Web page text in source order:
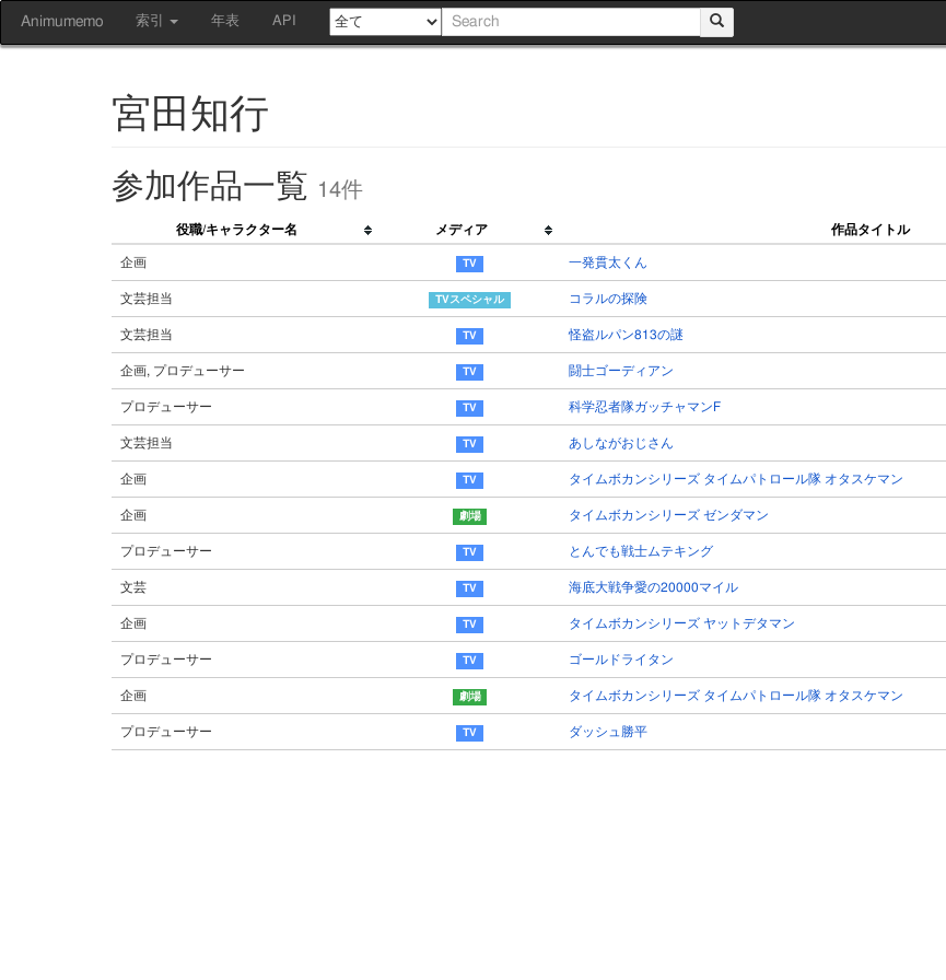
Animumemo 索引 年表 API
宮田知行
参加作品一覧 14件
役職/キャラクター名 メディア 作品タイトル
企画 一発貫太くん
文芸担当 コラルの探険
文芸担当 怪盗ルパン813の謎
企画, プロデューサー 闘士ゴーディアン
プロデューサー 科学忍者隊ガッチャマンF
文芸担当 あしながおじさん
企画 タイムボカンシリーズ タイムパトロール隊 オタスケマン
企画 タイムボカンシリーズ ゼンダマン
プロデューサー とんでも戦士ムテキング
文芸 海底大戦争愛の20000マイル
企画 タイムボカンシリーズ ヤットデタマン
プロデューサー ゴールドライタン
企画 タイムボカンシリーズ タイムパトロール隊 オタスケマン
プロデューサー ダッシュ勝平